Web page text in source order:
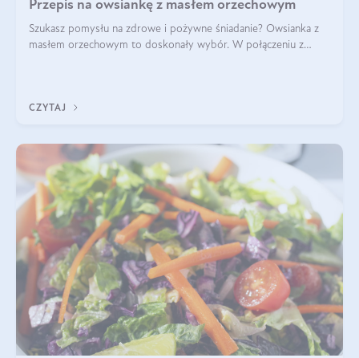
Przepis na owsiankę z masłem orzechowym
Szukasz pomysłu na zdrowe i pożywne śniadanie? Owsianka z
masłem orzechowym to doskonały wybór. W połączeniu z
CZYTAJ